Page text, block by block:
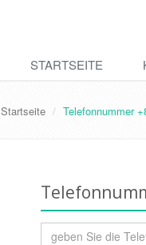
STARTSEITE
Startseite Telefonnummer